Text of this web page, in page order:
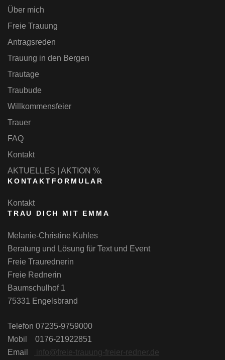
Über mich
Freie Trauung
Antragsreden
Trauung in den Bergen
Trautage
Traubude
Willkommensfeier
Trauer
FAQ
Kontakt
AKTUELLES | AKTION %
KONTAKTFORMULAR
Kontakt
TRAU DICH MIT EMMA
Melanie-Christine Kuhles
Beratung und Lösung für Text und Event
Freie Traurednerin
Freie Rednerin
Baumschulhof 1
75331 Engelsbrand
Telefon 07235-9759000
Mobil 0176-21922851
Email
info@freie-trauung-freier-redner.de